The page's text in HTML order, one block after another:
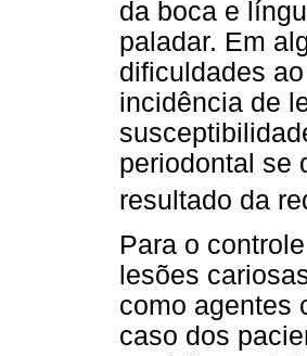
da boca e
paladar. Em
dificuldades
incidência de
periodontal se
resultado da
Para o
lesões
como agentes
caso dos